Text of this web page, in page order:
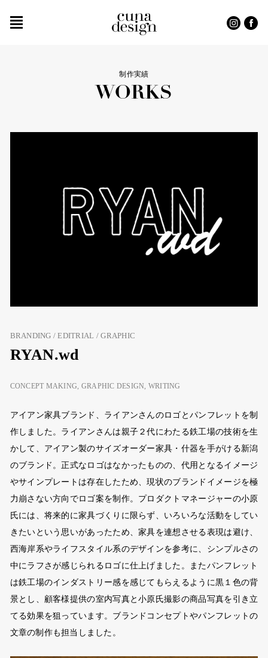
制作実績
WORKS
BRANDING / EDITRIAL / GRAPHIC
RYAN.wd
CONCEPT MAKING, GRAPHIC DESIGN, WRITING
アイアン家具ブランド、ライアンさんのロゴとパンフレットを制
作しました。ライアンさんは親子２代にわたる鉄工場の技術を生
かして、アイアン製のサイズオーダー家具・什器を手がける新潟
のブランド。正式なロゴはなかったものの、代用となるイメージ
やサインプレートは存在したため、現状のブランドイメージを極
力崩さない方向でロゴ案を制作。プロダクトマネージャーの小原
氏には、将来的に家具づくりに限らず、いろいろな活動をしてい
きたいという思いがあったため、家具を連想させる表現は避け、
西海岸系やライフスタイル系のデザインを参考に、シンプルさの
中にラフさが感じられるロゴに仕上げました。またパンフレット
は鉄工場のインダストリー感を感じてもらえるように黒１色の背
景とし、顧客様提供の室内写真と小原氏撮影の商品写真を引き立
てる効果を狙っています。ブランドコンセプトやパンフレットの
文章の制作も担当しました。